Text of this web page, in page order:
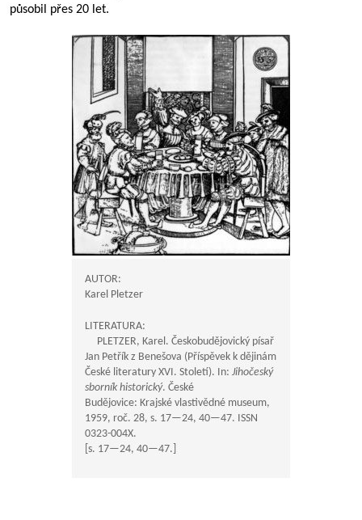
působil přes 20 let.
AUTOR:
Karel Pletzer
LITERATURA:
PLETZER, Karel. Českobudějovický písař
Jan Petřík z Benešova (Příspěvek k dějinám
České literatury XVI. Století). In: Jihočeský
sborník historický. České
Budějovice: Krajské vlastivědné museum,
1959, roč. 28, s. 17—24, 40—47. ISSN
0323-004X.
[s. 17—24, 40—47.]